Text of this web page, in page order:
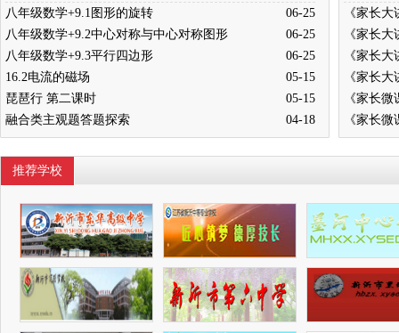
八年级数学+9.1图形的旋转
06-25
八年级数学+9.2中心对称与中心对称图形
06-25
八年级数学+9.3平行四边形
06-25
16.2电流的磁场
05-15
琵琶行 第二课时
05-15
融合类主观题答题探索
04-18
推荐学校